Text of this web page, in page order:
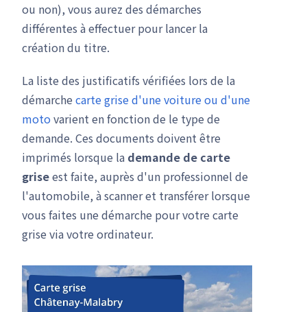
ou non), vous aurez des démarches
différentes à effectuer pour lancer la
création du titre.
La liste des justificatifs vérifiées lors de la
démarche carte grise d'une voitureou d'une
motovarient en fonction de le type de
demande. Ces documents doivent être
imprimés lorsque la demande de carte
griseest faite, auprès d'un professionnel de
l'automobile, à scanner et transférer lorsque
vous faites une démarche pour votre carte
grise via votre ordinateur.